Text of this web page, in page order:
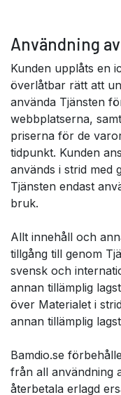
Användning
Kunden upplåts en
överlåtbar rätt att
använda Tjänsten
webbplatserna,
priserna för de
tidpunkt. Kunden
används i strid med
Tjänsten endast
bruk.
Allt innehåll och
tillgång till genom
svensk och
annan tillämplig
över Materialet i
annan tillämplig
Bamdio.se
från all användning
återbetala erlagd